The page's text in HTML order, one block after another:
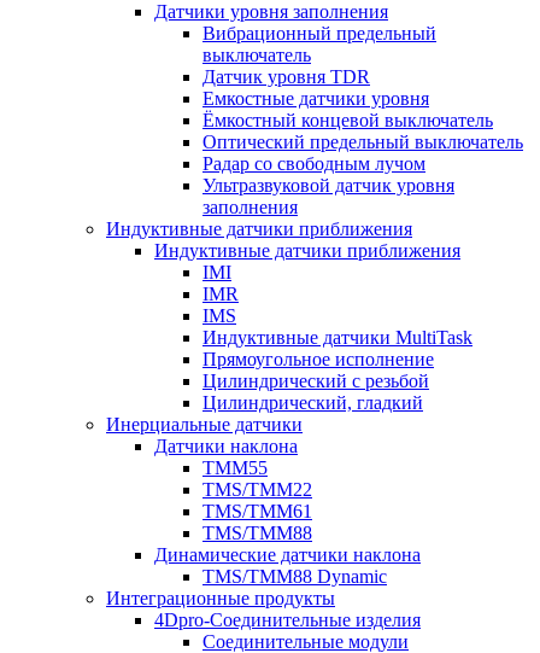
Датчики уровня заполнения
Вибрационный предельный
выключатель
Датчик уровня TDR
Емкостные датчики уровня
Ёмкостный концевой выключатель
Оптический предельный выключатель
Радар со свободным лучом
Ультразвуковой датчик уровня
заполнения
Индуктивные датчики приближения
Индуктивные датчики приближения
IMI
IMR
IMS
Индуктивные датчики MultiTask
Прямоугольное исполнение
Цилиндрический с резьбой
Цилиндрический, гладкий
Инерциальные датчики
Датчики наклона
TMM55
TMS/TMM22
TMS/TMM61
TMS/TMM88
Динамические датчики наклона
TMS/TMM88 Dynamic
Интеграционные продукты
4Dpro-Соединительные изделия
Соединительные модули